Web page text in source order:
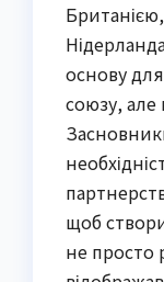
основу
союзу,
щоб
не просто